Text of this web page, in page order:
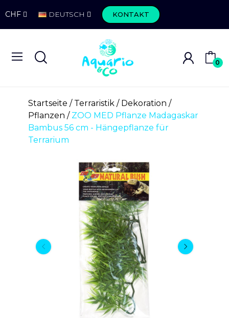
CHF DEUTSCH KONTAKT
0
Startseite Terraristik
Dekoration
Pflanzen
ZOO MED Pflanze Madagaskar
Bambus 56 cm - Hängepflanze für
Terrarium